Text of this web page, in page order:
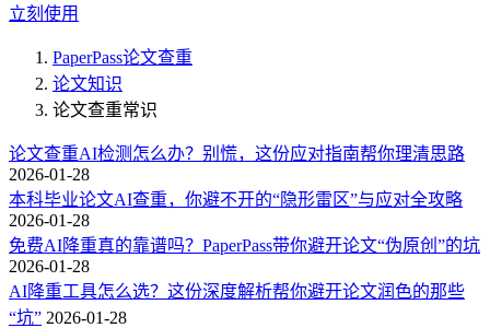
立刻使用
PaperPass论文查重
论文知识
论文查重常识
论文查重AI检测怎么办？别慌，这份应对指南帮你理清思路
2026-01-28
本科毕业论文AI查重，你避不开的“隐形雷区”与应对全攻略
2026-01-28
免费AI降重真的靠谱吗？PaperPass带你避开论文“伪原创”的坑
2026-01-28
AI降重工具怎么选？这份深度解析帮你避开论文润色的那些
“坑” 2026-01-28